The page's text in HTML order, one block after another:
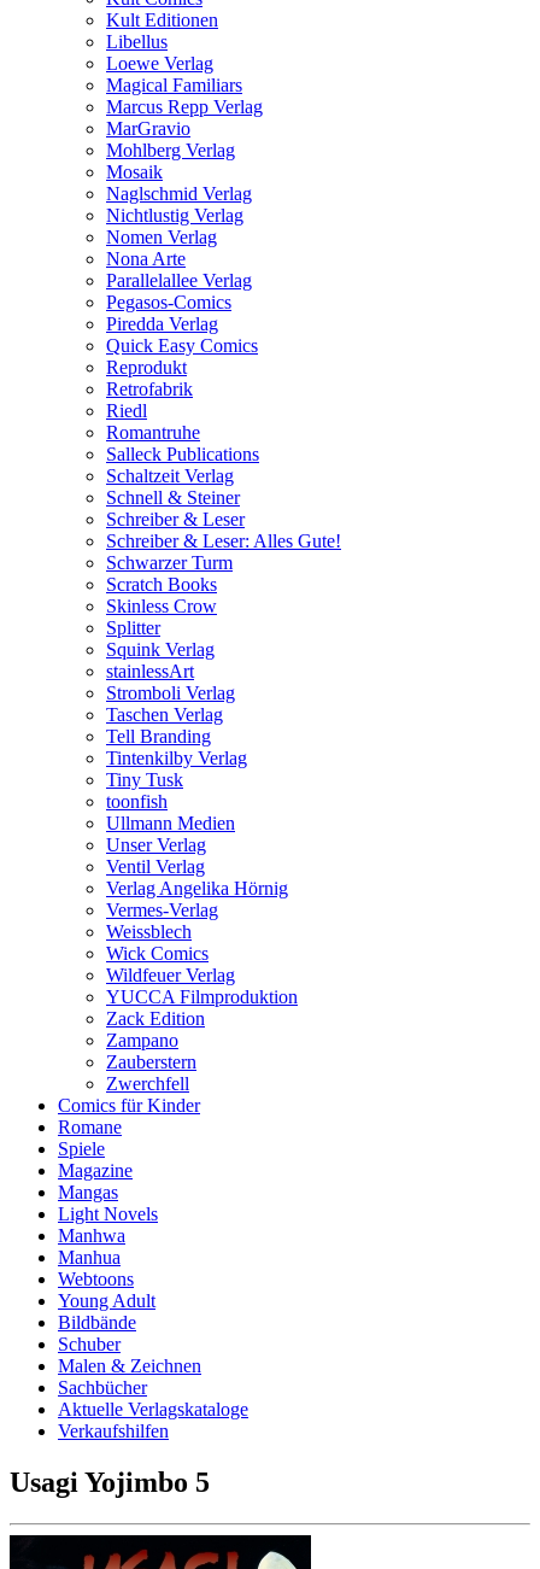
Kult Editionen
Libellus
Loewe Verlag
Magical Familiars
Marcus Repp Verlag
MarGravio
Mohlberg Verlag
Mosaik
Naglschmid Verlag
Nichtlustig Verlag
Nomen Verlag
Nona Arte
Parallelallee Verlag
Pegasos-Comics
Piredda Verlag
Quick Easy Comics
Reprodukt
Retrofabrik
Riedl
Romantruhe
Salleck Publications
Schaltzeit Verlag
Schnell & Steiner
Schreiber & Leser
Schreiber & Leser: Alles Gute!
Schwarzer Turm
Scratch Books
Skinless Crow
Splitter
Squink Verlag
stainlessArt
Stromboli Verlag
Taschen Verlag
Tell Branding
Tintenkilby Verlag
Tiny Tusk
toonfish
Ullmann Medien
Unser Verlag
Ventil Verlag
Verlag Angelika Hörnig
Vermes-Verlag
Weissblech
Wick Comics
Wildfeuer Verlag
YUCCA Filmproduktion
Zack Edition
Zampano
Zauberstern
Zwerchfell
Comics für Kinder
Romane
Spiele
Magazine
Mangas
Light Novels
Manhwa
Manhua
Webtoons
Young Adult
Bildbände
Schuber
Malen & Zeichnen
Sachbücher
Aktuelle Verlagskataloge
Verkaufshilfen
Usagi Yojimbo 5